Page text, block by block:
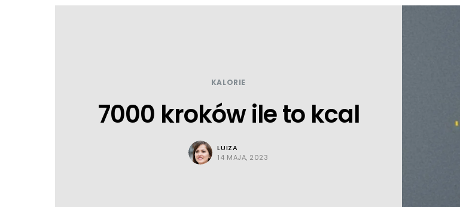
KALORIE
7000 kroków ile to kcal
LUIZA
14 MAJA, 2023